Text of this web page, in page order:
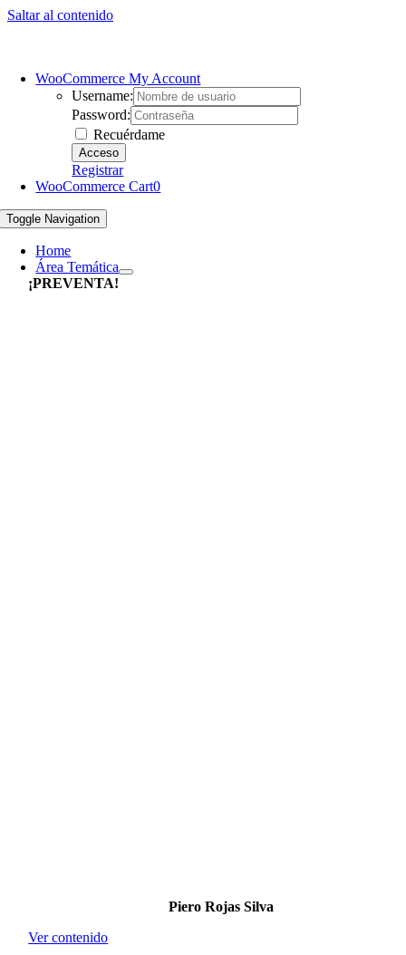
Saltar al contenido
WooCommerce My Account
Username:
Password:
Recuérdame
Registrar
WooCommerce Cart0
Toggle Navigation
Home
Área Temática
¡PREVENTA!
Piero Rojas Silva
Ver contenido